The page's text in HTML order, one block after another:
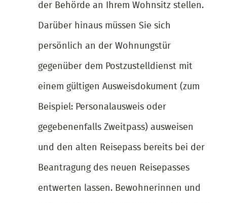
der Behörde an Ihrem Wohnsitz stellen.
Darüber hinaus müssen Sie sich
persönlich an der Wohnungstür
gegenüber dem Postzustelldienst mit
einem gültigen Ausweisdokument (zum
Beispiel: Personalausweis oder
gegebenenfalls Zweitpass) ausweisen
und den alten Reisepass bereits bei der
Beantragung des neuen Reisepasses
entwerten lassen. Bewohnerinnen und